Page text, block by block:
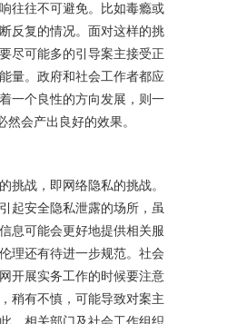
往往不可避免。比如毒瘾或
反复的情况。面对这样的挑
尽可能多的引导案主接受正
量。政府和社会工作者都应
一个良性的方向发展，则一
然会产出良好的效果。
挑战，即网络隐私的挑战。
起安全隐私泄露的场所，虽
息可能会更好地提供相关服
理还有待进一步规范。社会
开展实务工作的时候要注意
稍有不慎，可能导致对案主